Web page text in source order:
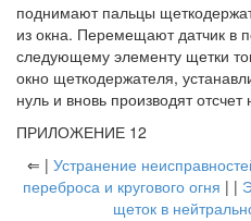
поднимают пальцы
из окна. Перемещают датчик в
следующему элементу щетки
окно щеткодержателя,
нуль и вновь производят отсчет
ПРИЛОЖЕНИЕ 12
⇐ | Устранение
переброса и кругового огня | |
щеток в